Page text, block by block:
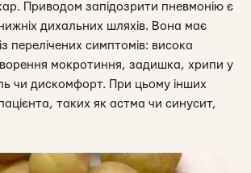
Приводом запідозрити пневмонію є
дихальних шляхів. Вона має
перелічених симптомів: висока
мокротиння, задишка, хрипи у
чи дискомфорт. При цьому інших
таких як астма чи синусит,